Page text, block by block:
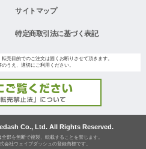
サイトマップ
特定商取引法に基づく表記
売目的でのご注文は固くお断りさせて頂きます。
うえ、適切にご利用ください。
Co., Ltd. All Rights Reserved.
部を無断で複製、転載することを禁じます。
会社ウェイブダッシュの登録商標です。